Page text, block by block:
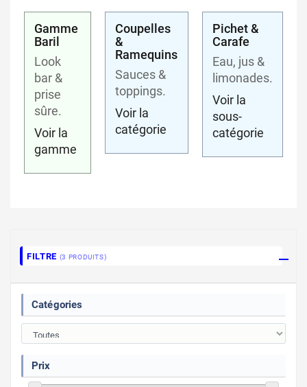
Gamme
Baril
Look
bar &
prise
sûre.
Voir la
gamme
Coupelles
&
Ramequins
Sauces &
toppings.
Voir la
catégorie
Pichet &
Carafe
Eau, jus &
limonades.
Voir la
sous-
catégorie
FILTRE (3 PRODUITS)
Catégories
Prix